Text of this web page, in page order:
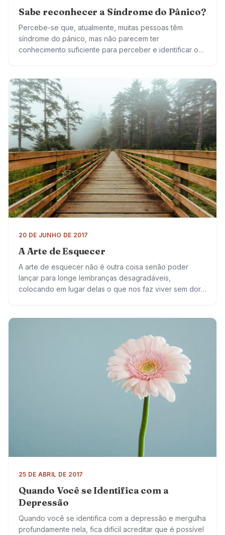
Sabe reconhecer a Síndrome do Pânico?
Percebe-se que, atualmente, muitas pessoas têm
síndrome do pânico, mas não parecem ter
conhecimento suficiente para perceber e identificar o
20 DE JUNHO DE 2017
A Arte de Esquecer
A arte de esquecer não é outra coisa senão poder
lançar para longe lembranças desagradáveis,
colocando em lugar delas o que nos faz viver sem dor.
25 DE ABRIL DE 2017
Quando Você se Identifica com a
Depressão
Quando você se identifica com a depressão e mergulha
profundamente nela, fica difícil acreditar que é possível